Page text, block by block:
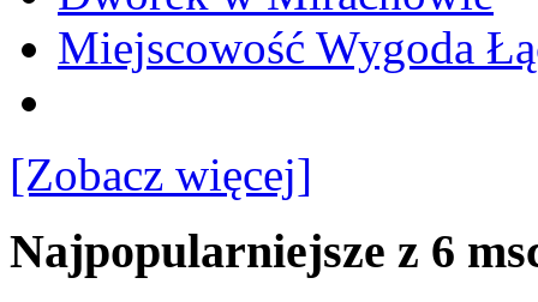
Miejscowość Wygoda
[Zobacz więcej]
Najpopularniejsze z 6